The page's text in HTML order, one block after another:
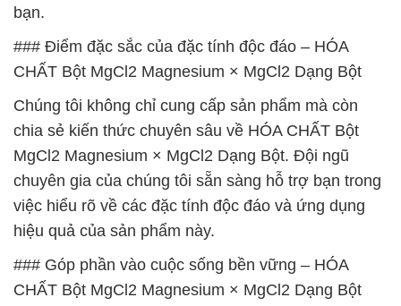
bạn.
### Điểm đặc sắc của đặc tính độc đáo – HÓA
CHẤT Bột MgCl2 Magnesium × MgCl2 Dạng Bột
Chúng tôi không chỉ cung cấp sản phẩm mà còn
chia sẻ kiến thức chuyên sâu về HÓA CHẤT Bột
MgCl2 Magnesium × MgCl2 Dạng Bột. Đội ngũ
chuyên gia của chúng tôi sẵn sàng hỗ trợ bạn trong
việc hiểu rõ về các đặc tính độc đáo và ứng dụng
hiệu quả của sản phẩm này.
### Góp phần vào cuộc sống bền vững – HÓA
CHẤT Bột MgCl2 Magnesium × MgCl2 Dạng Bột